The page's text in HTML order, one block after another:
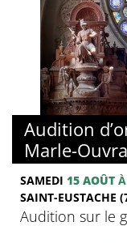
Audition
Marle-
SAMEDI 15 AOÛT
SAINT-EUSTACHE
Audition sur le